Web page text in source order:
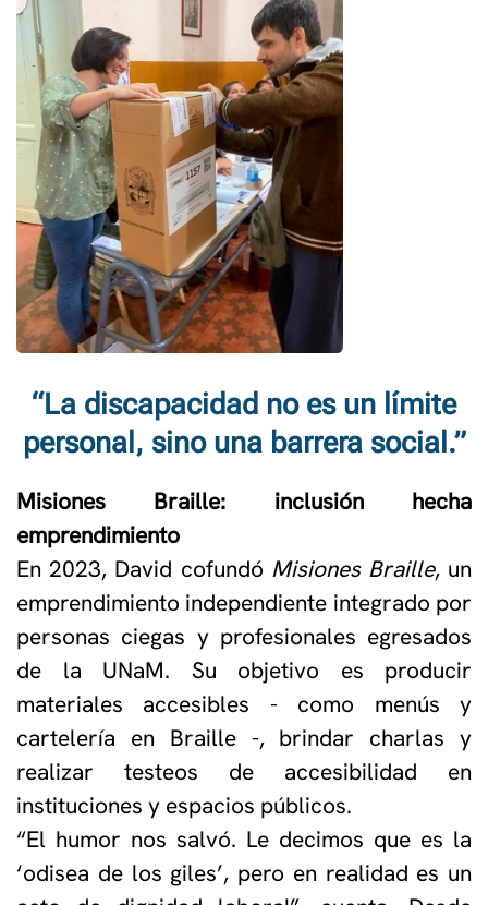
“La discapacidad no es un límite
personal, sino una barrera social.”
Misiones Braille: inclusión hecha
emprendimiento
En 2023, David cofundó Misiones Braille, un
emprendimiento independiente integrado por
personas ciegas y profesionales egresados
de la UNaM. Su objetivo es producir
materiales accesibles - como menús y
cartelería en Braille -, brindar charlas y
realizar testeos de accesibilidad en
instituciones y espacios públicos.
“El humor nos salvó. Le decimos que es la
‘odisea de los giles’, pero en realidad es un